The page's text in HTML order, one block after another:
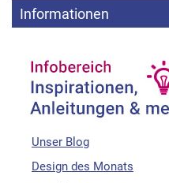
Informationen
Unser Blog
Design des Monats